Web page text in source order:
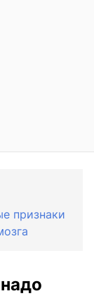
признаки